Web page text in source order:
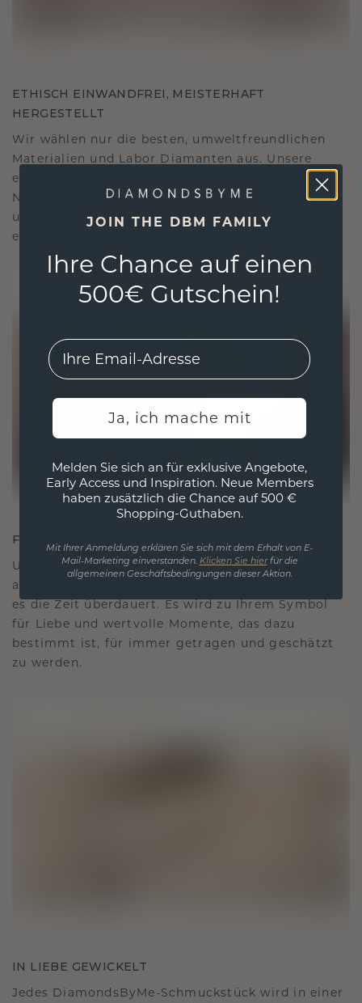
ETHISCH EINWANDFREI, MEISTERHAFT
HERGESTELLT
Wir wählen nur die besten, umweltfreundlichen
Materialien und Labor Diamanten aus. Unsere
erfahrenen Goldschmiede verbinden
Nachhaltigkeit mit beispielloser Handwerkskunst
und stellen so sicher, dass Ihr Schmuck ebenso
ethisch wie exquisit ist.
FÜR VERBINDUNGEN GESCHAFFEN
Unsere Designphilosophie ist auf Verbindung
ausgelegt, wobei jedes Stück so gestaltet ist, dass
es die Zeit überdauert. Es wird zu Ihrem Symbol
für Liebe und wertvolle Momente, das dazu
bestimmt ist, für immer getragen und geschätzt
zu werden.
IN LIEBE GEWICKELT
Jedes DiamondsByMe-Schmuckstück wird in einer
JOIN THE DBM FAMILY
Ihre Chance auf einen
500€ Gutschein!
EMail
Ja, ich mache mit
Melden Sie sich an für exklusive Angebote,
Early Access und Inspiration. Neue Members
haben zusätzlich die Chance auf 500 €
Shopping-Guthaben.
Mit Ihrer Anmeldung erklären Sie sich mit dem Erhalt von E-
Mail-Marketing einverstanden. Klicken Sie hierfür die
allgemeinen Geschäftsbedingungen dieser Aktion.